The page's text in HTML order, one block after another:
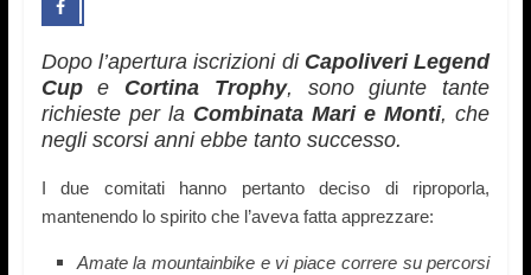
Dopo l’apertura iscrizioni di Capoliveri Legend
Cupe Cortina Trophy, sono giunte tante
richieste per la Combinata Mari e Monti, che
negli scorsi anni ebbe tanto successo.
I due comitati hanno pertanto deciso di riproporla,
mantenendo lo spirito che l’aveva fatta apprezzare:
Amate la mountainbike e vi piace correre su percorsi